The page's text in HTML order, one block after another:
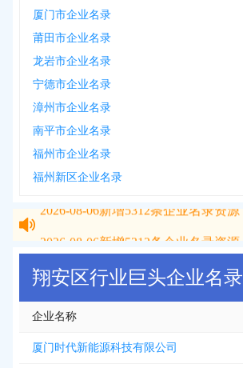
厦门市企业名录
莆田市企业名录
龙岩市企业名录
宁德市企业名录
漳州市企业名录
南平市企业名录
福州市企业名录
福州新区企业名录
翔安区行业巨头企业名录
企业名称
厦门时代新能源科技有限公司